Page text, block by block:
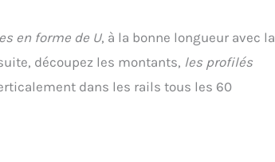
en forme de U, à la bonne longueur avec la
découpez les montants, les profilés
dans les rails tous les 60